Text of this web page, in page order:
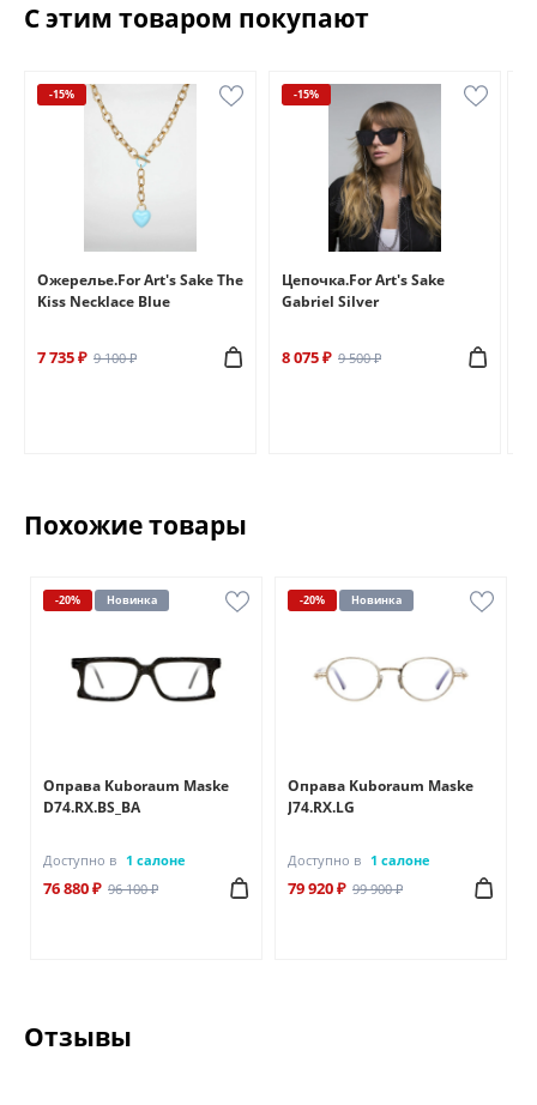
С этим товаром покупают
-15%
Ожерелье.For Art's Sake The
Kiss Necklace Blue
7 735 ₽ 9 100 ₽
-15%
Цепочка.For Art's Sake
Gabriel Silver
8 075 ₽ 9 500 ₽
Похожие товары
-20% Новинка
Оправа Kuboraum Maske
D74.RX.BS_BA
Доступно в 1 салоне
76 880 ₽ 96 100 ₽
-20% Новинка
Оправа Kuboraum Maske
J74.RX.LG
Доступно в 1 салоне
79 920 ₽ 99 900 ₽
Отзывы